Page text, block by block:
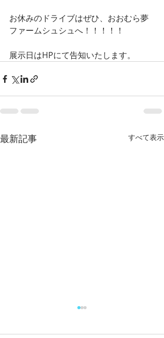
お休みのドライブはぜひ、おおむら夢
ファームシュシュへ！！！！！
展示日はHPにて告知いたします。
最新記事 すべて表示